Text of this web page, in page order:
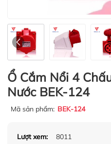
Ổ Cắm Nổi 4
Nước BEK-124
Mã sản phẩm: BEK-124
Lượt xem: 8011